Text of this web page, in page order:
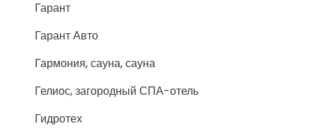
Гарант
Гарант Авто
Гармония, сауна, сауна
Гелиос, загородный СПА-отель
Гидротех